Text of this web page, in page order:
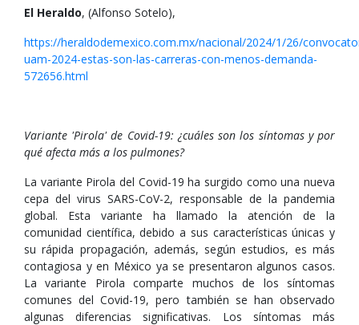
El Heraldo, (Alfonso Sotelo),
https://heraldodemexico.com.mx/nacional/2024/1/26/
uam-2024-estas-son-las-carreras-con-menos-demanda-
572656.html
Variante 'Pirola' de Covid-19: ¿cuáles son los síntomas y por
qué afecta más a los pulmones?
La variante Pirola del Covid-19 ha surgido como una nueva
cepa del virus SARS-CoV-2, responsable de la pandemia
global. Esta variante ha llamado la atención de la
comunidad científica, debido a sus características únicas y
su rápida propagación, además, según estudios, es más
contagiosa y en México ya se presentaron algunos casos.
La variante Pirola comparte muchos de los síntomas
comunes del Covid-19, pero también se han observado
algunas diferencias significativas. Los síntomas más